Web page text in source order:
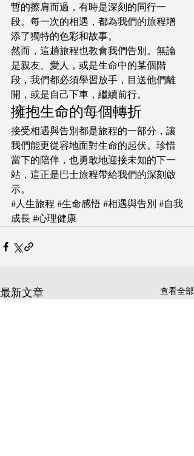
暫的擦肩而過，有時是深刻的同行一
段。每一次的相遇，都為我們的旅程增
添了獨特的色彩和故事。
然而，這趟旅程也教會我們告別。無論
是親友、愛人，或是生命中的某個階
段，我們都必須學習放手，目送他們離
開，或是自己下車，繼續前行。
擁抱生命的每個轉折
接受相遇與告別都是旅程的一部分，讓
我們能更從容地面對生命的起伏。珍惜
當下的陪伴，也勇敢地迎接未知的下一
站，這正是巴士旅程帶給我們的深刻啟
示。
#人生旅程 #生命感悟 #相遇與告別 #自我
成長 #心理健康
最新文章 查看全部